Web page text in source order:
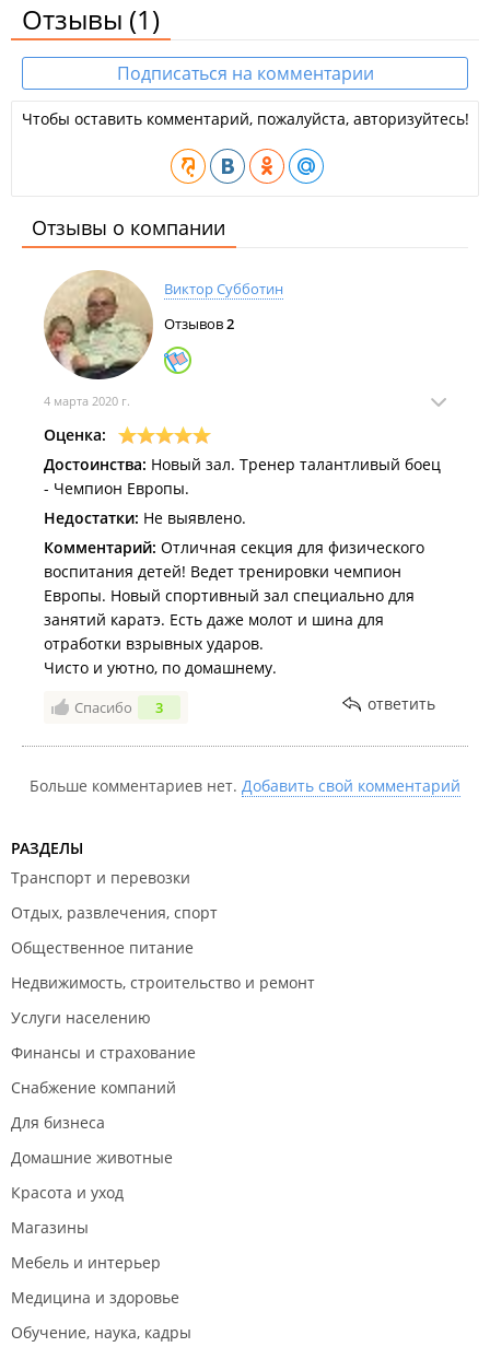
Отзывы (1)
Подписаться на комментарии
Чтобы оставить комментарий, пожалуйста, авторизуйтесь!
Отзывы о компании
Виктор Субботин
Отзывов2
4 марта 2020 г.
Оценка:
Достоинства: Новый зал. Тренер талантливый боец
- Чемпион Европы.
Недостатки: Не выявлено.
Комментарий: Отличная секция для физического
воспитания детей! Ведет тренировки чемпион
Европы. Новый спортивный зал специально для
занятий каратэ. Есть даже молот и шина для
отработки взрывных ударов.
Чисто и уютно, по домашнему.
Спасибо 3 ответить
Больше комментариев нет. Добавить свой комментарий
РАЗДЕЛЫ
Транспорт и перевозки
Отдых, развлечения, спорт
Общественное питание
Недвижимость, строительство и ремонт
Услуги населению
Финансы и страхование
Снабжение компаний
Для бизнеса
Домашние животные
Красота и уход
Магазины
Мебель и интерьер
Медицина и здоровье
Обучение, наука, кадры